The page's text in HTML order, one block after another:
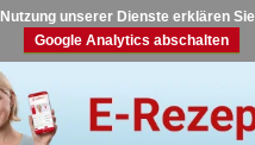
unserer Dienste erklären
Google Analytics abschalten